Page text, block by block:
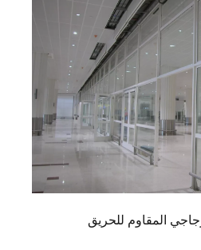
المقاوم للحريق